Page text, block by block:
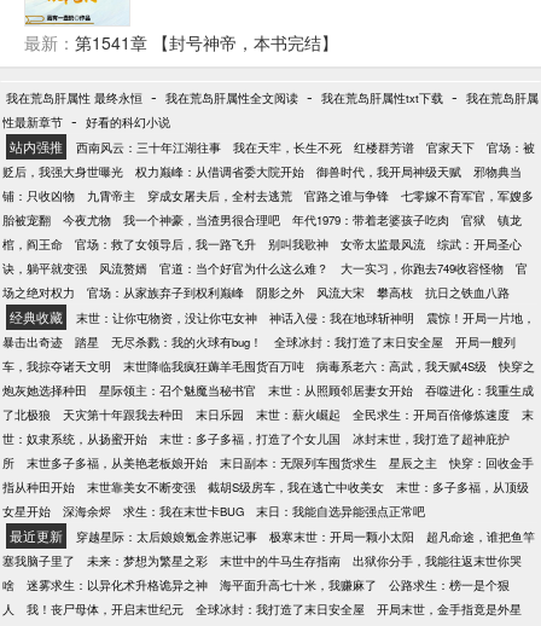
最新： 第1541章 【封号神帝，本书完结】
我在荒岛肝属性 最终永恒 - 我在荒岛肝属性全文阅读 - 我在荒岛肝属性txt下载 - 我在荒岛肝属
性最新章节 - 好看的科幻小说
站内强推 西南风云：三十年江湖往事 我在天牢，长生不死 红楼群芳谱 官家天下
官场：被
贬后，我强大身世曝光
权力巅峰：从借调省委大院开始 御兽时代，我开局神级天赋
邪物典当
铺：只收凶物
九霄帝主 穿成女屠夫后，全村去逃荒 官路之谁与争锋
七零嫁不育军官，军嫂多
胎被宠翻
今夜尤物 我一个神豪，当渣男很合理吧 年代1979：带着老婆孩子吃肉 官狱
镇龙
棺，阎王命
官场：救了女领导后，我一路飞升 别叫我歌神 女帝太监最风流
综武：开局圣心
诀，躺平就变强
风流赘婿 官道：当个好官为什么这么难？ 大一实习，你跑去749收容怪物
官
场之绝对权力
官场：从家族弃子到权利巅峰 阴影之外 风流大宋 攀高枝 抗日之铁血八路
经典收藏 末世：让你屯物资，没让你屯女神 神话入侵：我在地球斩神明
震惊！开局一片地，
暴击出奇迹
踏星 无尽杀戮：我的火球有bug！ 全球冰封：我打造了末日安全屋
开局一艘列
车，我掠夺诸天文明
末世降临我疯狂薅羊毛囤货百万吨 病毒系老六：高武，我天赋4S级
快穿之
炮灰她选择种田
星际领主：召个魅魔当秘书官 末世：从照顾邻居妻女开始
吞噬进化：我重生成
了北极狼
天灾第十年跟我去种田 末日乐园 末世：薪火崛起 全民求生：开局百倍修炼速度
末
世：奴隶系统，从扬蜜开始
末世：多子多福，打造了个女儿国
冰封末世，我打造了超神庇护
所
末世多子多福，从美艳老板娘开始 末日副本：无限列车囤货求生 星辰之主
快穿：回收金手
指从种田开始
末世靠美女不断变强 截胡S级房车，我在逃亡中收美女
末世：多子多福，从顶级
女星开始
深海余烬 求生：我在末世卡BUG 末日：我能自选异能强点正常吧
最近更新 穿越星际：太后娘娘氪金养崽记事 极寒末世：开局一颗小太阳
超凡命途，谁把鱼竿
塞我脑子里了
未来：梦想为繁星之彩 末世中的牛马生存指南
出狱你分手，我能往返末世你哭
啥
迷雾求生：以异化术升格诡异之神 海平面升高七十米，我赚麻了
公路求生：榜一是个狠
人
我！丧尸母体，开启末世纪元 全球冰封：我打造了末日安全屋
开局末世，金手指竟是外星